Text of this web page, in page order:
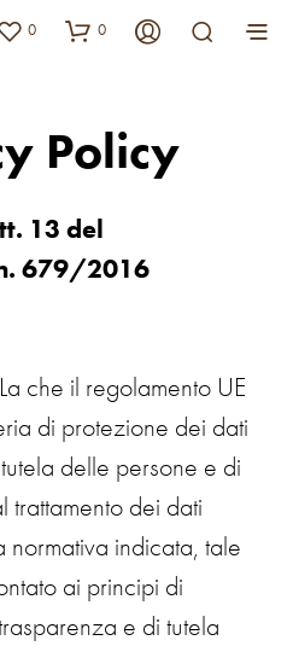
0 0
Policy
13 del
679/2016
che il regolamento UE
di protezione dei dati
delle persone e di
trattamento dei dati
indicata, tale
ai principi di
e di tutela